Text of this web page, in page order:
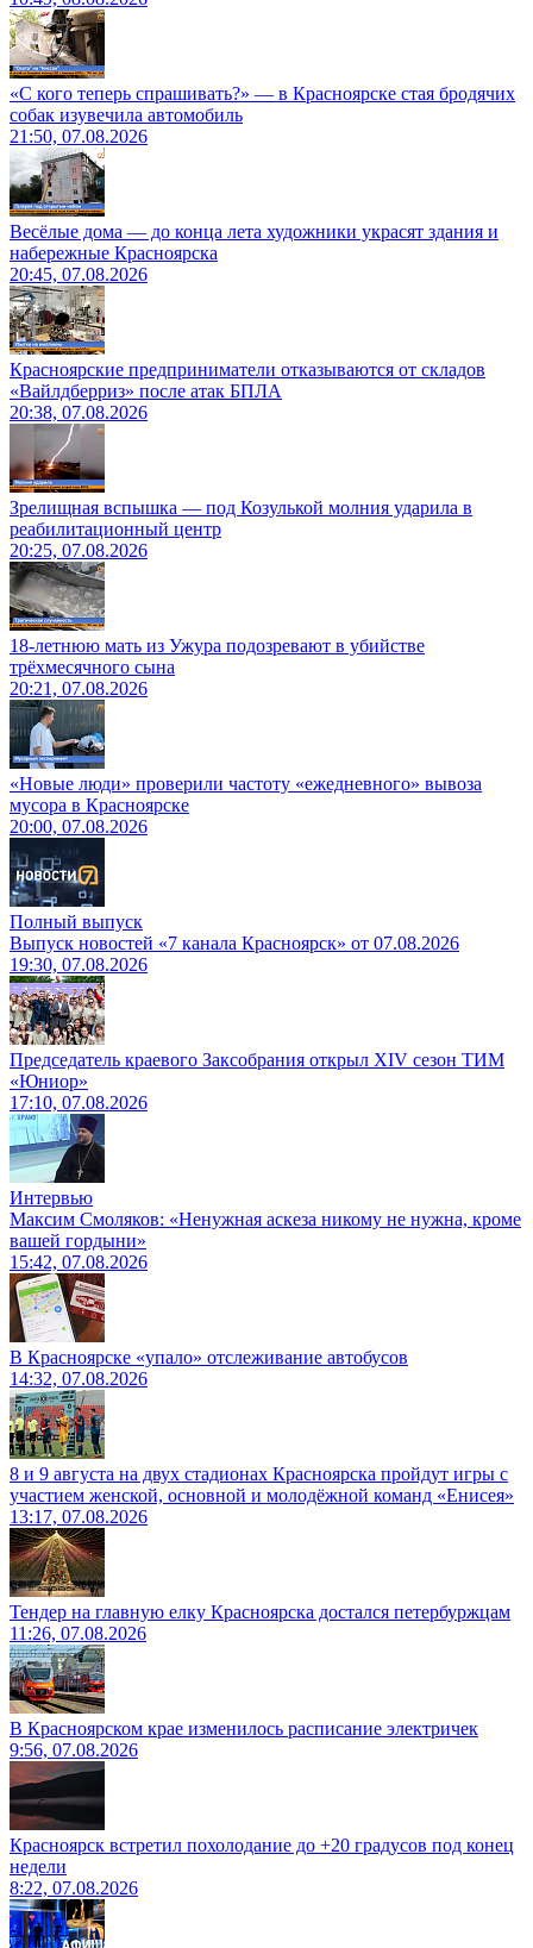
«С кого теперь спрашивать?» — в Красноярске стая бродячих
собак изувечила автомобиль
21:50, 07.08.2026
Весёлые дома — до конца лета художники украсят здания и
набережные Красноярска
20:45, 07.08.2026
Красноярские предприниматели отказываются от складов
«Вайлдберриз» после атак БПЛА
20:38, 07.08.2026
Зрелищная вспышка — под Козулькой молния ударила в
реабилитационный центр
20:25, 07.08.2026
18-летнюю мать из Ужура подозревают в убийстве
трёхмесячного сына
20:21, 07.08.2026
«Новые люди» проверили частоту «ежедневного» вывоза
мусора в Красноярске
20:00, 07.08.2026
Полный выпуск
Выпуск новостей «7 канала Красноярск» от 07.08.2026
19:30, 07.08.2026
Председатель краевого Заксобрания открыл XIV сезон ТИМ
«Юниор»
17:10, 07.08.2026
Интервью
Максим Смоляков: «Ненужная аскеза никому не нужна, кроме
вашей гордыни»
15:42, 07.08.2026
В Красноярске «упало» отслеживание автобусов
14:32, 07.08.2026
8 и 9 августа на двух стадионах Красноярска пройдут игры с
участием женской, основной и молодёжной команд «Енисея»
13:17, 07.08.2026
Тендер на главную елку Красноярска достался петербуржцам
11:26, 07.08.2026
В Красноярском крае изменилось расписание электричек
9:56, 07.08.2026
Красноярск встретил похолодание до +20 градусов под конец
недели
8:22, 07.08.2026